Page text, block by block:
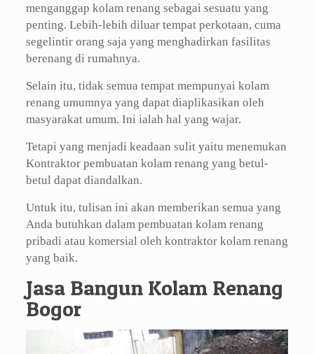
menganggap kolam renang sebagai sesuatu yang
penting. Lebih-lebih diluar tempat perkotaan, cuma
segelintir orang saja yang menghadirkan fasilitas
berenang di rumahnya.
Selain itu, tidak semua tempat mempunyai kolam
renang umumnya yang dapat diaplikasikan oleh
masyarakat umum. Ini ialah hal yang wajar.
Tetapi yang menjadi keadaan sulit yaitu menemukan
Kontraktor pembuatan kolam renang yang betul-
betul dapat diandalkan.
Untuk itu, tulisan ini akan memberikan semua yang
Anda butuhkan dalam pembuatan kolam renang
pribadi atau komersial oleh kontraktor kolam renang
yang baik.
Jasa Bangun Kolam Renang
Bogor